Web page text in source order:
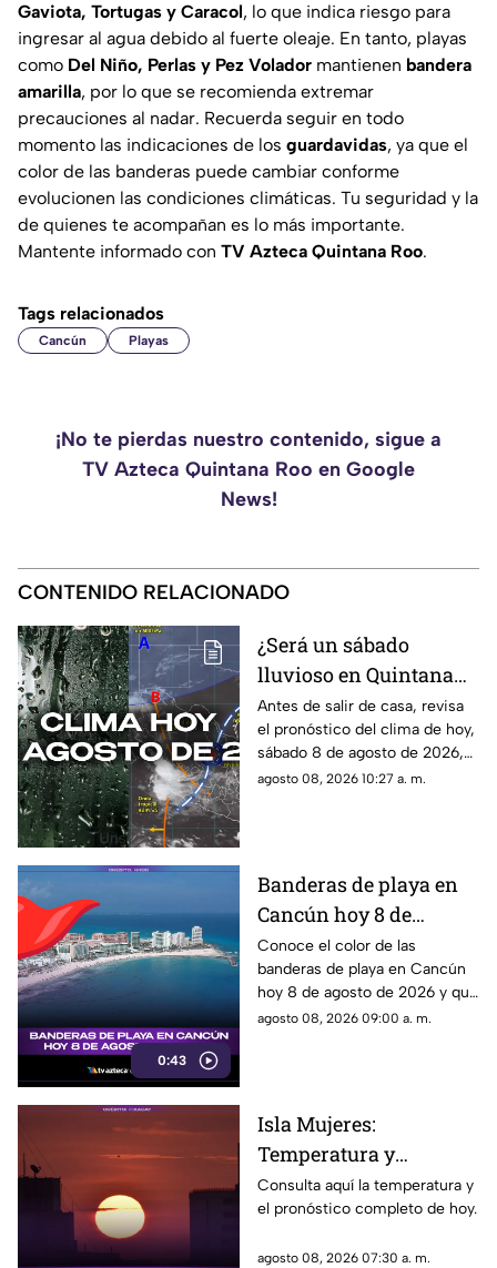
Gaviota, Tortugas y Caracol, lo que indica riesgo para
ingresar al agua debido al fuerte oleaje. En tanto, playas
como Del Niño, Perlas y Pez Volador mantienen bandera
amarilla, por lo que se recomienda extremar
precauciones al nadar. Recuerda seguir en todo
momento las indicaciones de los guardavidas, ya que el
color de las banderas puede cambiar conforme
evolucionen las condiciones climáticas. Tu seguridad y la
de quienes te acompañan es lo más importante.
Mantente informado con TV Azteca Quintana Roo.
Tags relacionados
Cancún Playas
¡No te pierdas nuestro contenido, sigue a
TV Azteca Quintana Roo en Google
News!
CONTENIDO RELACIONADO
¿Será un sábado
lluvioso en Quintana
Roo? Pronóstico del
clima HOY, sábado 8 de
agosto de 2026, en
Cancún y el resto del
Antes de salir de casa, revisa
el pronóstico del clima de hoy,
sábado 8 de agosto de 2026,
en Cancún y el resto de
agosto 08, 2026 10:27 a. m.
0:43
Banderas de playa en
Cancún hoy 8 de
agosto: ¿qué color
ondea y qué significa?
Conoce el color de las
banderas de playa en Cancún
hoy 8 de agosto de 2026 y qué
significa para los visitantes.
agosto 08, 2026 09:00 a. m.
Isla Mujeres:
Temperatura y
pronóstico del clima
para hoy, 8 de agosto de
Consulta aquí la temperatura y
el pronóstico completo de hoy.
agosto 08, 2026 07:30 a. m.